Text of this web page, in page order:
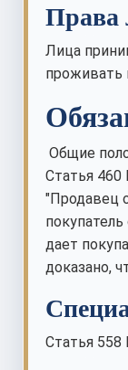
Права
Лица
проживать
Общие
Статья 460
"Продавец
дает
доказано,
Статья